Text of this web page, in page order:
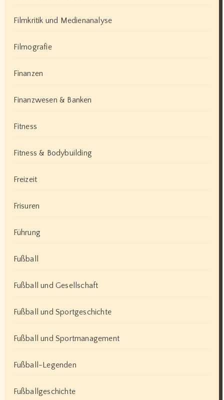
Filmkritik und Medienanalyse
Filmografie
Finanzen
Finanzwesen & Banken
Fitness
Fitness & Bodybuilding
Freizeit
Frisuren
Führung
Fußball
Fußball und Gesellschaft
Fußball und Sportgeschichte
Fußball und Sportmanagement
Fußball-Legenden
Fußballgeschichte